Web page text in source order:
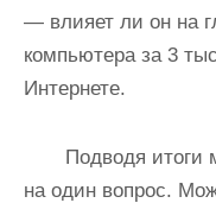
— влияет ли он на
компьютера за 3
Интернете.
Подводя итоги
на один вопрос.